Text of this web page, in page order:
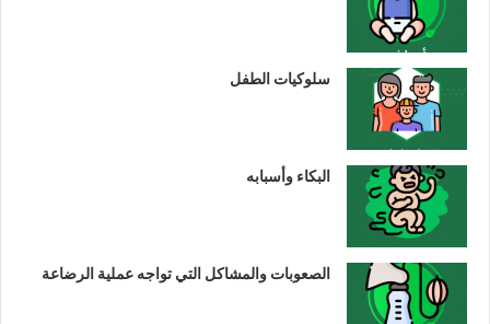
سلوكيات الطفل
البكاء وأسبابه
الصعوبات والمشاكل التي تواجه عملية الرضاعة